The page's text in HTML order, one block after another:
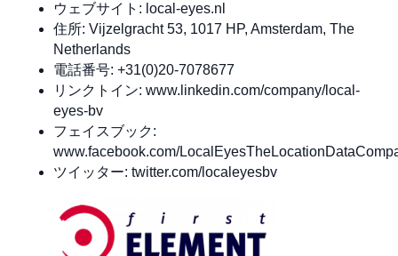
ウェブサイト: local-eyes.nl
住所: Vijzelgracht 53, 1017 HP, Amsterdam, The
Netherlands
電話番号: +31(0)20-7078677
リンクトイン: www.linkedin.com/company/local-
eyes-bv
フェイスブック:
www.facebook.com/
ツイッター: twitter.com/localeyesbv